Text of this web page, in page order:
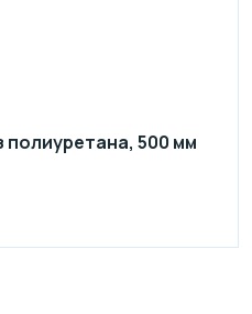
полиуретана, 500 мм